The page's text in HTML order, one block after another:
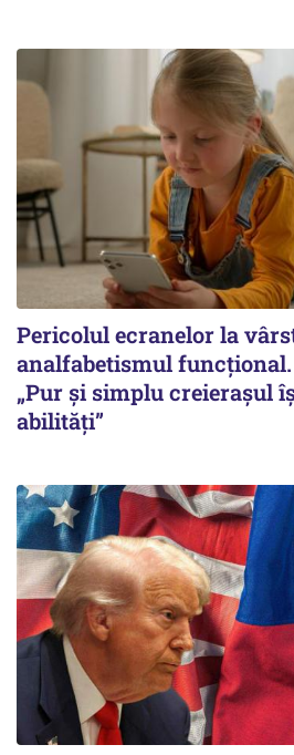
Pericolul ecranelor la
analfabetismul
„Pur și simplu creierașul
abilități”